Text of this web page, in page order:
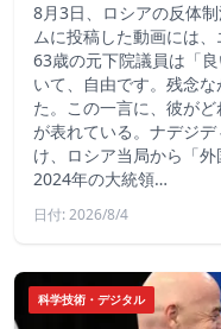
8月3日、ロシアの反体
ムに投稿した動画には、
63歳の元下院議員は「
いて、自由です。残念
た。この一言に、彼が
が表れている。ナデジ
け、ロシア当局から「外
2024年の大統領…
日付: 2026/8/4
科学技術・デジタル